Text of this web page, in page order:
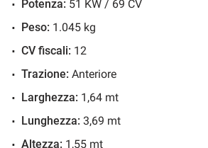
Potenza: 51 KW / 69 CV
Peso: 1.045 kg
CV fiscali: 12
Trazione: Anteriore
Larghezza: 1,64 mt
Lunghezza: 3,69 mt
Altezza: 1,55 mt